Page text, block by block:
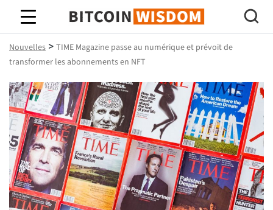
Bitcoin Sagesse
Nouvelles > TIME Magazine passe au numérique et prévoit de
transformer les abonnements en NFT